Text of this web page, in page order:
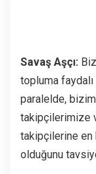
Savaş Aşçı:
topluma
paralelde, bizim
takipçilerimize
takipçilerine en
olduğunu